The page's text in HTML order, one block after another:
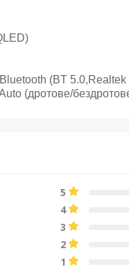
(BT
(дротове/
5
4
3
2
1